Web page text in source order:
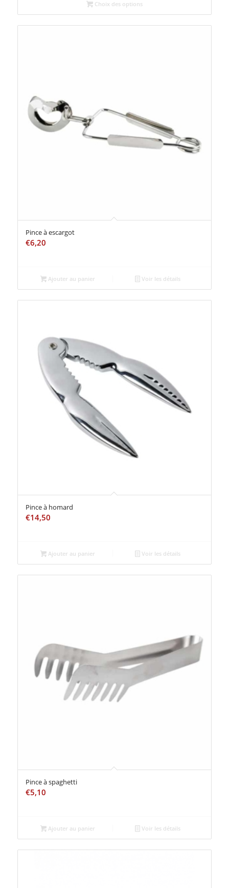
Choix des options
Pince à escargot
€6,20
Ajouter au panier Voir les détails
Pince à homard
€14,50
Ajouter au panier Voir les détails
Pince à spaghetti
€5,10
Ajouter au panier Voir les détails